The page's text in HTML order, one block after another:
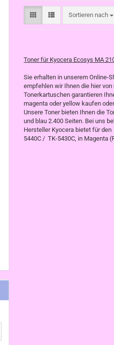
Sortieren nach
Sortieren nach
Toner für Kyocera Ecosys MA
Sie erhalten in unserem Online-
empfehlen wir Ihnen die hier
Tonerkartuschen garantieren
magenta oder yellow kaufen
Unsere Toner bieten Ihnen die
und blau 2.400 Seiten. Bei uns
Hersteller Kyocera bietet für
5440C / TK-5430C, in Magenta